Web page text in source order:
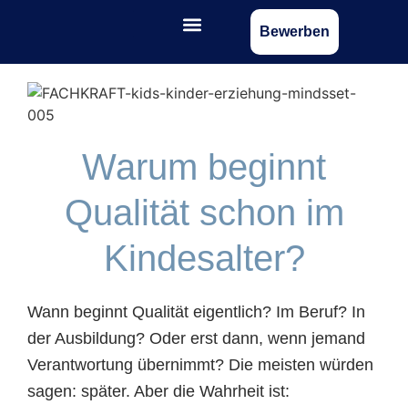
Bewerben
Warum beginnt
Qualität schon im
Kindesalter?
Wann beginnt Qualität eigentlich? Im Beruf? In
der Ausbildung? Oder erst dann, wenn jemand
Verantwortung übernimmt? Die meisten würden
sagen: später. Aber die Wahrheit ist: